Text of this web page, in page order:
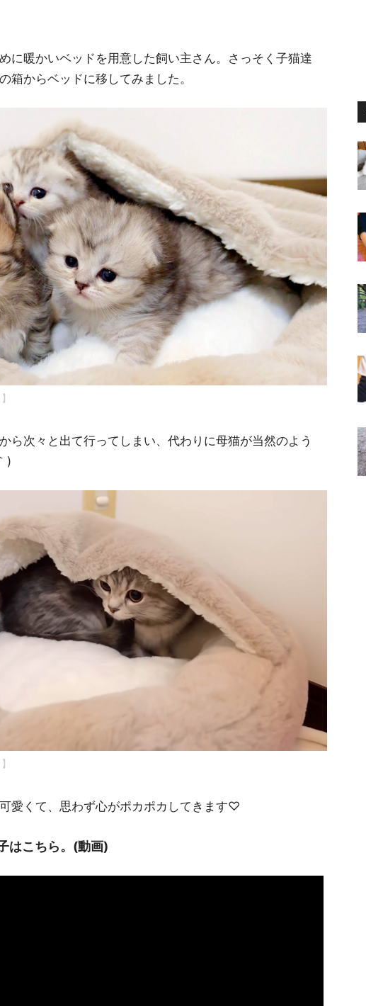
に暖かいベッドを用意した飼い主さん。さっそく子猫達
箱からベッドに移してみました。
ら次々と出て行ってしまい、代わりに母猫が当然のよう
)
愛くて、思わず心がポカポカしてきます♡
はこちら。(動画)